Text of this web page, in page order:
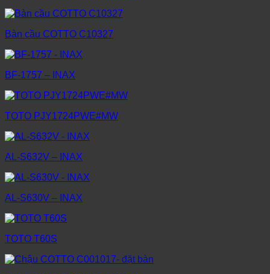
Bàn cầu COTTO C10327
BF-1757 – INAX
TOTO PJY1724PWE#MW
AL-S632V – INAX
AL-S630V – INAX
TOTO T60S